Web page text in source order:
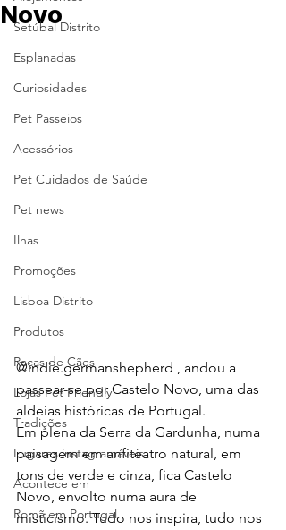
Setúbal Distrito
Esplanadas
Curiosidades
Pet Passeios
Acessórios
Pet Cuidados de Saúde
Pet news
Ilhas
Promoções
Lisboa Distrito
Produtos
Raças de Cães
Lojas Pet Friendly
Tradições
Lugares instagramáveis
Acontece em
Romã em Portugal
Novo
@indie.germanshepherd , andou a
passear-se por Castelo Novo, uma das
aldeias históricas de Portugal.
Em plena da Serra da Gardunha, numa
paisagem em anfiteatro natural, em
tons de verde e cinza, fica Castelo
Novo, envolto numa aura de
misticismo. Tudo nos inspira, tudo nos